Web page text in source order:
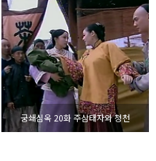
궁쇄심옥 20화 주삼태자와 청천